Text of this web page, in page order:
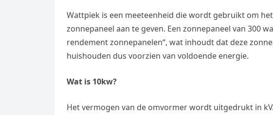
Wattpiek is een meeteenheid die wordt gebruikt om
zonnepaneel aan te geven. Een zonnepaneel van 300
rendement zonnepanelen“, wat inhoudt dat deze
huishouden dus voorzien van voldoende energie.
Wat is 10kw?
Het vermogen van de omvormer wordt uitgedrukt in